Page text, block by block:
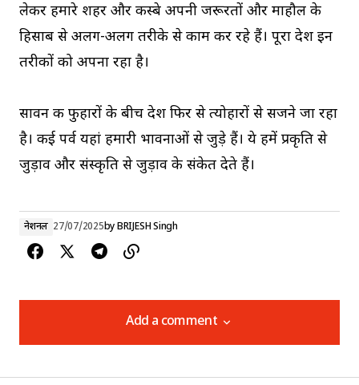
लेकर हमारे शहर और कस्बे अपनी जरूरतों और माहौल के
हिसाब से अलग-अलग तरीके से काम कर रहे हैं। पूरा देश इन
तरीकों को अपना रहा है।
सावन की फुहारों के बीच देश फिर से त्योहारों से सजने जा रहा
है। कई पर्व यहां हमारी भावनाओं से जुड़े हैं। ये हमें प्रकृति से
जुड़ाव और संस्कृति से जुड़ाव के संकेत देते हैं।
नेशनल 27/07/2025byBRIJESH Singh
Add a comment
Add a comment